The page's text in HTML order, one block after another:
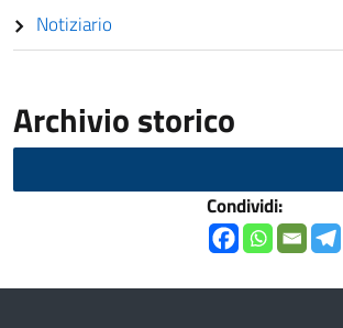
Notiziario
Archivio storico
Condividi: